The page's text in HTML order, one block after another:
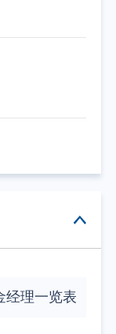
经理一览表